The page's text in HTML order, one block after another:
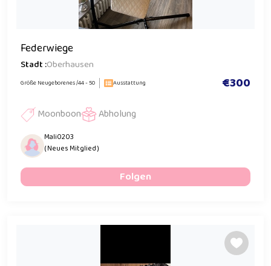
Federwiege
Stadt :Oberhausen
Größe Neugeborenes /44 - 50 Ausstattung €300
Moonboon Abholung
Mali0203
( Neues Mitglied )
Folgen